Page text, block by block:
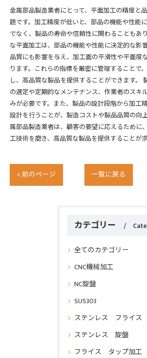
金属部品製造業者にとって、平面加工の精度と
題です。加工精度が低いと、部品の機能や性能
でなく、製品の寿命や信頼性に関わることもあ
な平面加工は、部品の機能や性能に決定的な影
品質にも影響を与え、加工面の平滑性や平面度
ります。これらの指標を厳密に管理することで
し、高品質な製品を提供することができます。
の選定や定期的なメンテナンス、作業者のスキ
みが必要です。また、製品の設計段階から加工
設計を行うことが、製造コストや製品品質の向
属部品製造業者は、顧客の要望に応えるために
工技術を磨き、高品質な製品を提供することが求
< 前のページ 一覧に戻る
カテゴリー
全てのカテゴリー
CNC機械加工
NC旋盤
SUS303
ステンレス フライス
ステンレス 旋盤
フライス タップ加工